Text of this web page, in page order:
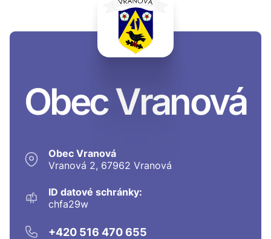
Obec Vranová
Obec Vranová
Vranová 2, 67962 Vranová
ID datové schránky:
chfa29w
+420 516 470 655